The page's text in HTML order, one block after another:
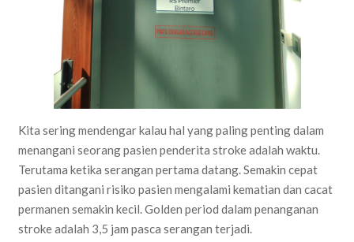
Kita sering mendengar kalau hal yang paling penting dalam
menangani seorang pasien penderita stroke adalah waktu.
Terutama ketika serangan pertama datang. Semakin cepat
pasien ditangani risiko pasien mengalami kematian dan cacat
permanen semakin kecil. Golden period dalam penanganan
stroke adalah 3,5 jam pasca serangan terjadi.